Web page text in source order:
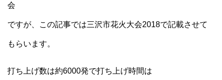
会
ですが、この記事では三沢市花火大会2018で記載させて
もらいます。
打ち上げ数は約6000発で打ち上げ時間は